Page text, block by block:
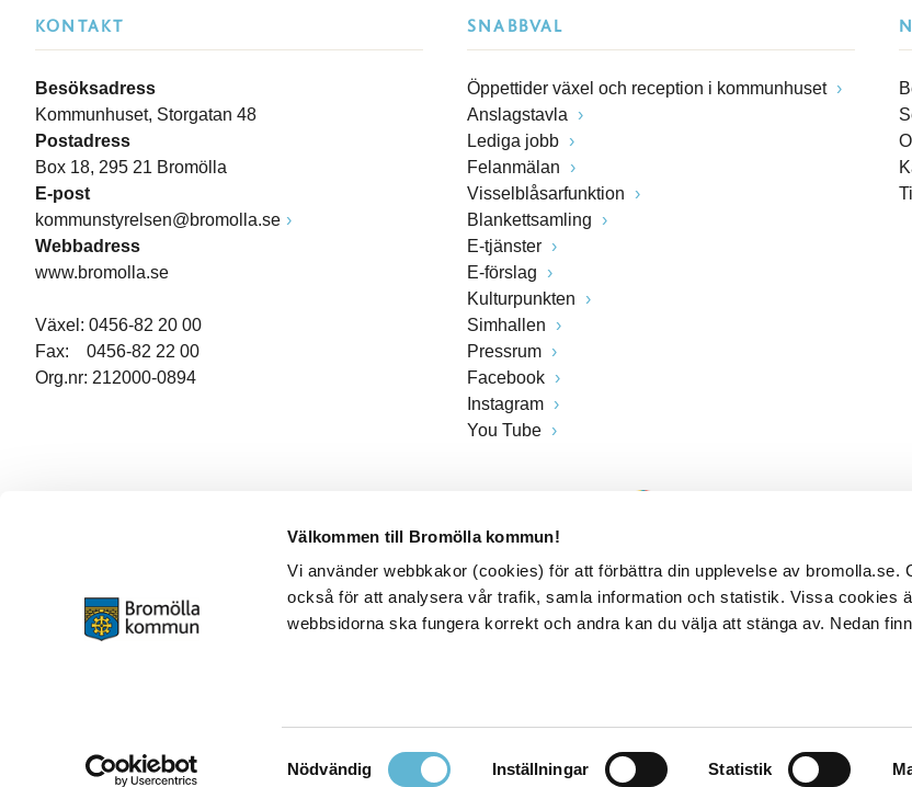
Välkommen till Bromölla kommun!
Vi använder webbkakor (cookies) för att förbättra din upplevelse av bromolla.se.
också för att analysera vår trafik, samla information och statistik. Vissa cookies
webbsidorna ska fungera korrekt och andra kan du välja att stänga av. Nedan
Samtyckesval
Nödvändig Inställningar Statistik
KONTAKT
Besöksadress
Kommunhuset, Storgatan 48
Postadress
Box 18, 295 21 Bromölla
E-post
kommunstyrelsen@bromolla.se
Webbadress
www.bromolla.se
Växel: 0456-82 20 00
Fax: 0456-82 22 00
Org.nr: 212000-0894
SNABBVAL
Öppettider växel och reception i kommunhuset
Anslagstavla
Lediga jobb
Felanmälan
Visselblåsarfunktion
Blankettsamling
E-tjänster
E-förslag
Kulturpunkten
Simhallen
Pressrum
Facebook
Instagram
You Tube